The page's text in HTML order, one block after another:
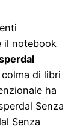
il notebook
di libri
ha
Senza
Senza